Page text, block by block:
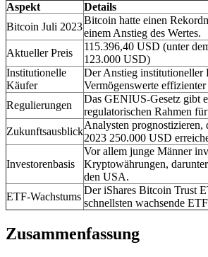
Aspekt
Details
Bitcoin Juli 2023
Bitcoin hatte einen
einem Anstieg des Wertes.
Aktueller Preis
115.396,40 USD (unter
123.000 USD)
Institutionelle
Käufer
Der Anstieg institutioneller
Vermögenswerte
Regulierungen
Das GENIUS-Gesetz gibt
regulatorischen Rahmen
Zukunftsausblick
Analysten prognostizieren,
2023 250.000 USD
Investorenbasis
Vor allem junge Männer
Kryptowährungen,
den USA.
ETF-Wachstums
Der iShares Bitcoin Trust
schnellsten wachsende
Zusammenfassung